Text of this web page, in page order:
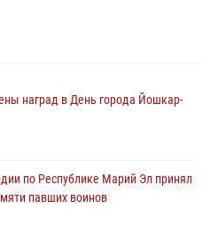
наград в День города Йошкар-
по Республике Марий Эл принял
павших воинов